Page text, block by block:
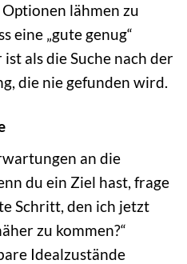
lähmen zu
eine „gute genug“
als die Suche nach der
die nie gefunden wird.
an die
du ein Ziel hast, frage
Schritt, den ich jetzt
zu kommen?“
Idealzustände